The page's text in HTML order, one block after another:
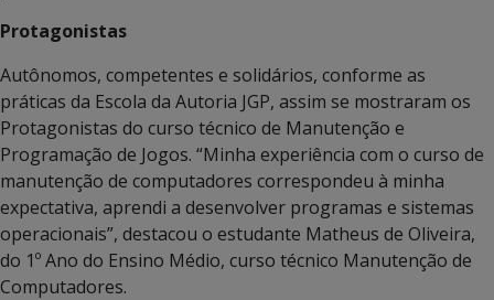
Protagonistas
Autônomos, competentes e solidários, conforme as
práticas da Escola da Autoria JGP, assim se mostraram os
Protagonistas do curso técnico de Manutenção e
Programação de Jogos. “Minha experiência com o curso de
manutenção de computadores correspondeu à minha
expectativa, aprendi a desenvolver programas e sistemas
operacionais”, destacou o estudante Matheus de Oliveira,
do 1º Ano do Ensino Médio, curso técnico Manutenção de
Computadores.